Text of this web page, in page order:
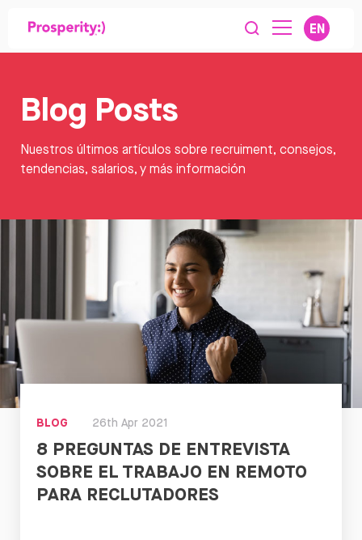
EN
Blog Posts
Nuestros últimos artículos sobre recruiment, consejos,
tendencias, salarios, y más información
BLOG 26th Apr 2021
8 PREGUNTAS DE ENTREVISTA
SOBRE EL TRABAJO EN REMOTO
PARA RECLUTADORES